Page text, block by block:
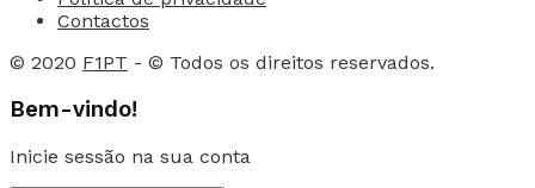
Contactos
© 2020 F1PT - © Todos os direitos reservados.
Bem-vindo!
Inicie sessão na sua conta